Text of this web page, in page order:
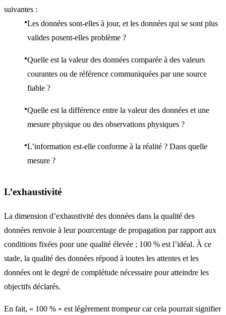
suivantes :
Les données sont-elles à jour, et les données qui se sont plus
valides posent-elles problème ?
Quelle est la valeur des données comparée à des valeurs
courantes ou de référence communiquées par une source
fiable ?
Quelle est la différence entre la valeur des données et une
mesure physique ou des observations physiques ?
L’information est-elle conforme à la réalité ? Dans quelle
mesure ?
L’exhaustivité
La dimension d’exhaustivité des données dans la qualité des
données renvoie à leur pourcentage de propagation par rapport aux
conditions fixées pour une qualité élevée ; 100 % est l’idéal. À ce
stade, la qualité des données répond à toutes les attentes et les
données ont le degré de complétude nécessaire pour atteindre les
objectifs déclarés.
En fait, « 100 % » est légèrement trompeur car cela pourrait signifier